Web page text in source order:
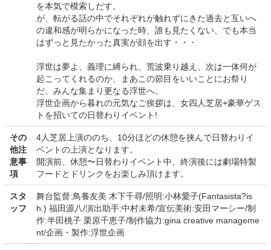
を本気で模索しだす。
が、転がる話の中でそれぞれが触れずにきた過去と互いへ
の違和感が明らかになった時、誰も見たくない、でも本当
はずっと見たかった真実が顔を出す・・・
浮世は夢よ、義理に縛られ、荒波乗り越え、次は一体何が
起こってくれるのか、まあこの節目をいいことにお祭り
だ、みんな集まり更なる浮世へ。
浮世企画から暮れの元気なご挨拶は、女四人芝居+豪華ゲス
トを招いての日替わりイベント!
その
他注
意事
項
4人芝居上演ののち、10分ほどの休憩を挟んで日替わりイ
ベントの上演となります。
開演前、休憩〜日替わりイベント中、終演後には劇場特製
フードとドリンクをお楽しみ頂けます。
スタ
ッフ
舞台監督:鳥養友美 木下千尋/照明:小林愛子(Fantasista?is
h.) 福田源八/演出助手:中村未希/宣伝美術:安田マーシー/制
作:半田桃子 栗原千恵子/制作協力:gina creative manageme
nt/企画・製作:浮世企画